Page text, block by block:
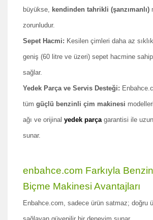
büyükse, kendinden tahrikli (şanzımanlı)
zorunludur.
Sepet Hacmi: Kesilen çimleri daha az
geniş (60 litre ve üzeri) sepet hacmine
sağlar.
Yedek Parça ve Servis Desteği:
tüm güçlü benzinli çim makinesi
ağı ve orijinal yedek parça garantisi ile
sunar.
enbahce.com Farkıyla
Biçme Makinesi Avantajları
Enbahce.com, sadece ürün satmaz; doğru